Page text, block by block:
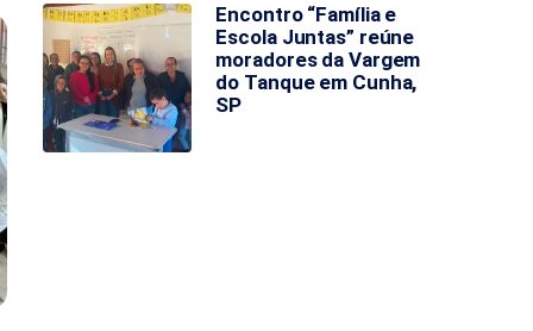
Encontro “Família e
Escola Juntas” reúne
moradores da Vargem
do Tanque em Cunha,
SP